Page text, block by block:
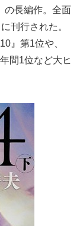
の長編作。全面
刊行された。
』第1位や、
間1位など大ヒ